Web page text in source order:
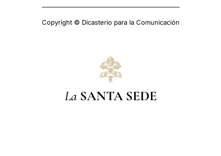
Copyright © Dicasterio para la Comunicación
La SANTA SEDE